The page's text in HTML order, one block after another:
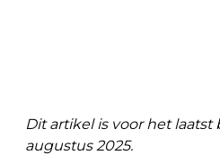
Dit artikel is voor het laatst
augustus 2025.